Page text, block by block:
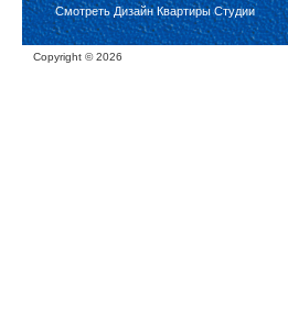
Смотреть Дизайн Квартиры Студии
Copyright ©2026